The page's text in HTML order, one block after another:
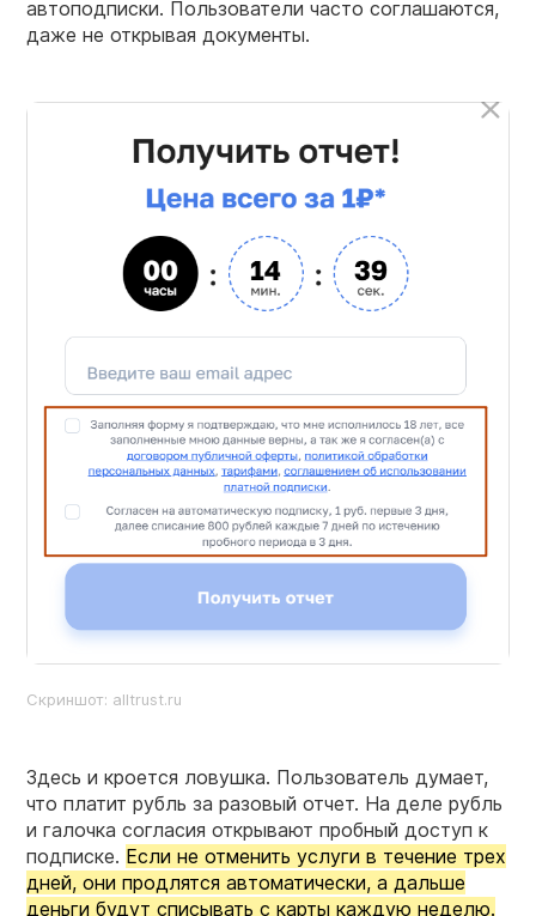
автоподписки. Пользователи часто соглашаются,
даже не открывая документы.
Скриншот: alltrust.ru
Здесь и кроется ловушка. Пользователь думает,
что платит рубль за разовый отчет. На деле рубль
и галочка согласия открывают пробный доступ к
подписке. Если не отменить услуги в течение трех
дней, они продлятся автоматически, а дальше
деньги будут списывать с карты каждую неделю.